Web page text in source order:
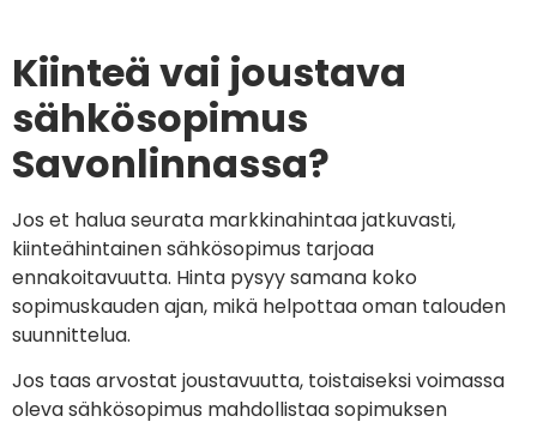
Kiinteä vai joustava
sähkösopimus
Savonlinnassa?
Jos et halua seurata markkinahintaa jatkuvasti,
kiinteähintainen sähkösopimus tarjoaa
ennakoitavuutta. Hinta pysyy samana koko
sopimuskauden ajan, mikä helpottaa oman talouden
suunnittelua.
Jos taas arvostat joustavuutta, toistaiseksi voimassa
oleva sähkösopimus mahdollistaa sopimuksen